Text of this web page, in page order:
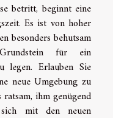
betritt, beginnt eine
Es ist von hoher
besonders behutsam
für ein
legen. Erlauben Sie
neue Umgebung zu
ihm genügend
mit den neuen